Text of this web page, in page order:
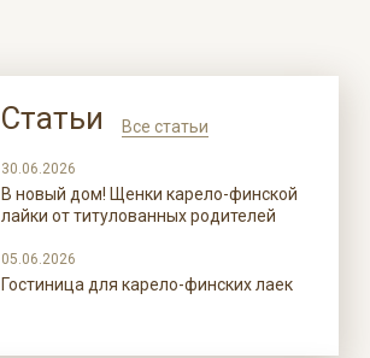
Статьи Все статьи
30.06.2026
В новый дом! Щенки карело-финской
лайки от титулованных родителей
05.06.2026
Гостиница для карело-финских лаек